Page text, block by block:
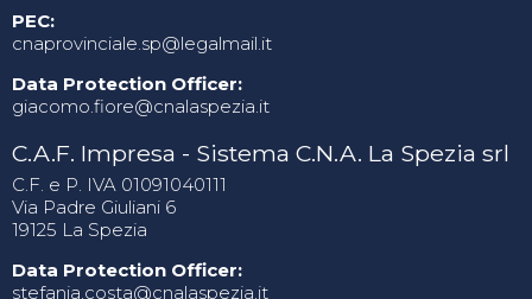
PEC:
cnaprovinciale.sp@legalmail.it
Data Protection Officer:
giacomo.fiore@cnalaspezia.it
C.A.F. Impresa - Sistema C.N.A. La Spezia srl
C.F. e P. IVA 01091040111
Via Padre Giuliani 6
19125 La Spezia
Data Protection Officer:
stefania.costa@cnalaspezia.it